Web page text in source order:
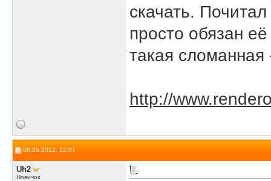
скачать.
просто обязан
такая
http://
08.05.2012, 12:07
Uh2
Новичок